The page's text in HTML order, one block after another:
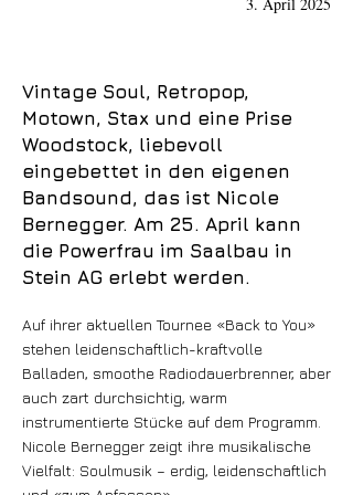
Vintage Soul, Retropop,
Motown, Stax und eine Prise
Woodstock, liebevoll
eingebettet in den eigenen
Bandsound, das ist Nicole
Bernegger. Am 25. April kann
die Powerfrau im Saalbau in
Stein AG erlebt werden.
Auf ihrer aktuellen Tournee «Back to You»
stehen leidenschaftlich-kraftvolle
Balladen, smoothe Radiodauerbrenner, aber
auch zart durchsichtig, warm
instrumentierte Stücke auf dem Programm.
Nicole Bernegger zeigt ihre musikalische
Vielfalt: Soulmusik – erdig, leidenschaftlich